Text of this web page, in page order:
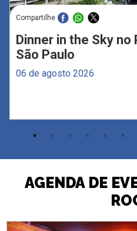
Compartilhe
Dinner in the Sky no
São Paulo
06 de agosto 2026
AGENDA DE